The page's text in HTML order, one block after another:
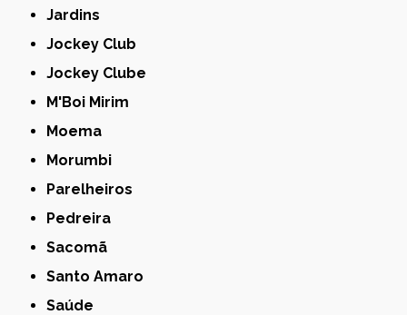
Jardins
Jockey Club
Jockey Clube
M'Boi Mirim
Moema
Morumbi
Parelheiros
Pedreira
Sacomã
Santo Amaro
Saúde